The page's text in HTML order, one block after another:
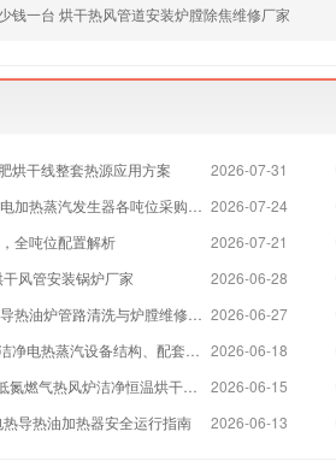
钱一台 烘干热风管道安装炉膛除焦维修厂家
2026-07-31
烘干线整套热源应用方案
2026-07-24
蒸汽发生器各吨位采购成本分析
2026-07-21
全吨位配置解析
2026-06-28
风管安装锅炉厂家
2026-06-27
炉管路清洗与炉膛维修实体厂家
2026-06-18
汽设备结构、配套与维保全指南
2026-06-15
燃气热风炉洁净恒温烘干方案
2026-06-13
导热油加热器安全运行指南